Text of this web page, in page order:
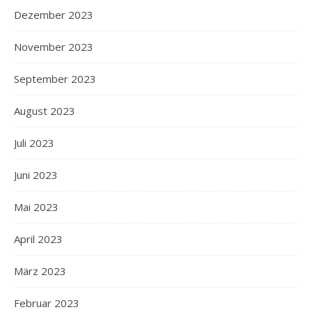
Dezember 2023
November 2023
September 2023
August 2023
Juli 2023
Juni 2023
Mai 2023
April 2023
März 2023
Februar 2023